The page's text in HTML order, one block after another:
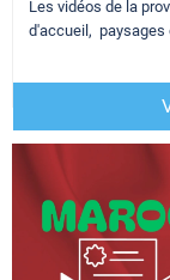
Les vidéos de la
d'accueil, paysages